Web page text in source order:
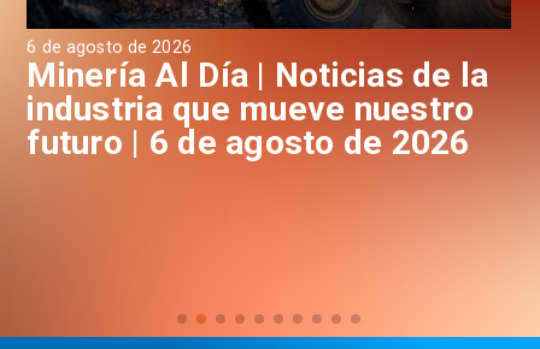
6 de agosto de 2026
Minería Al Día | Noticias de la
industria que mueve nuestro
futuro | 6 de agosto de 2026